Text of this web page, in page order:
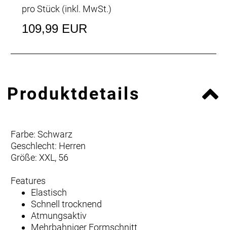
pro Stück (inkl. MwSt.)
109,99 EUR
Produktdetails
Farbe: Schwarz
Geschlecht: Herren
Größe: XXL, 56
Features
Elastisch
Schnell trocknend
Atmungsaktiv
Mehrbahniger Formschnitt